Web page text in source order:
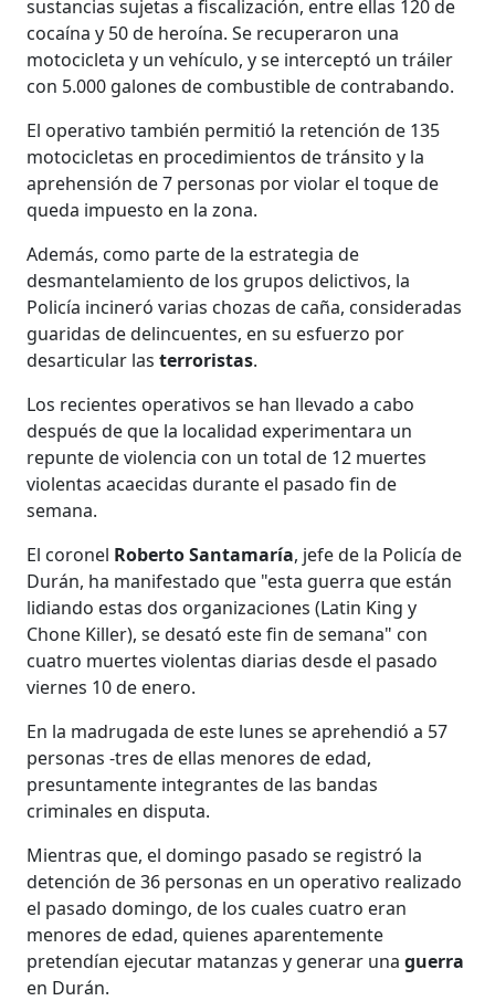
sustancias sujetas a fiscalización, entre ellas 120 de
cocaína y 50 de heroína. Se recuperaron una
motocicleta y un vehículo, y se interceptó un tráiler
con 5.000 galones de combustible de contrabando.
El operativo también permitió la retención de 135
motocicletas en procedimientos de tránsito y la
aprehensión de 7 personas por violar el toque de
queda impuesto en la zona.
Además, como parte de la estrategia de
desmantelamiento de los grupos delictivos, la
Policía incineró varias chozas de caña, consideradas
guaridas de delincuentes, en su esfuerzo por
desarticular lasterroristas.
Los recientes operativos se han llevado a cabo
después de que la localidad experimentara un
repunte de violencia con un total de 12 muertes
violentas acaecidas durante el pasado fin de
semana.
El coronel Roberto Santamaría, jefe de la Policía de
Durán, ha manifestado que "esta guerra que están
lidiando estas dos organizaciones (Latin King y
Chone Killer), se desató este fin de semana" con
cuatro muertes violentas diarias desde el pasado
viernes 10 de enero.
En la madrugada de este lunes se aprehendió a 57
personas -tres de ellas menores de edad,
presuntamente integrantes de las bandas
criminales en disputa.
Mientras que, el domingo pasado se registró la
detención de 36 personas en un operativo realizado
el pasado domingo, de los cuales cuatro eran
menores de edad, quienes aparentemente
pretendían ejecutar matanzas y generar unaguerra
en Durán.